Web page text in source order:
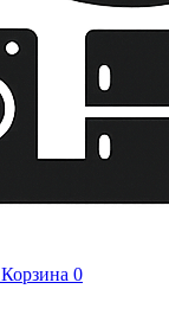
Корзина 0